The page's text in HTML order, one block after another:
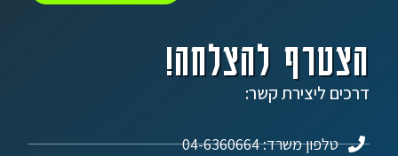
הצטרף להצלחה!
דרכים ליצירת קשר:
טלפון משרד: 04-6360664